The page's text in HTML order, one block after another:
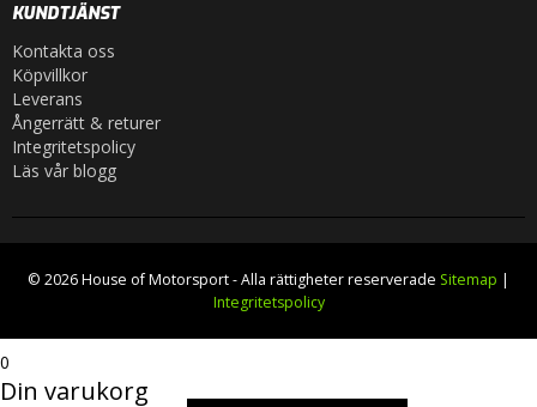
KUNDTJÄNST
Kontakta oss
Köpvillkor
Leverans
Ångerrätt & returer
Integritetspolicy
Läs vår blogg
© 2026 House of Motorsport - Alla rättigheter reserverade Sitemap |
Integritetspolicy
0
Din varukorg